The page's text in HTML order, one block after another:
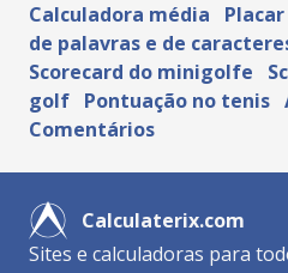
Calculadora média
de palavras e de
Scorecard do minigolfe
golf Pontuação no tenis
Comentários
Calculaterix.com
Sites e calculadoras para